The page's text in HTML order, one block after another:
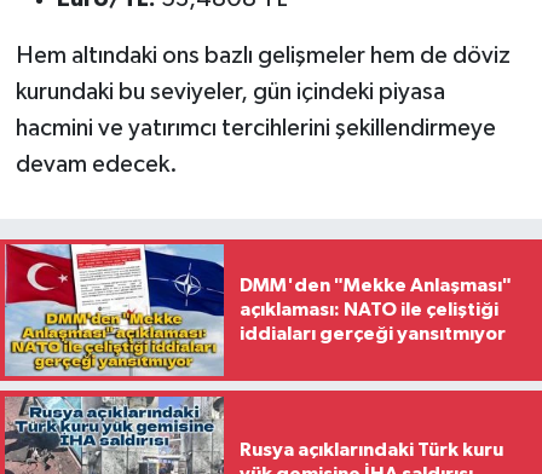
Hem altındaki ons bazlı gelişmeler hem de döviz
kurundaki bu seviyeler, gün içindeki piyasa
hacmini ve yatırımcı tercihlerini şekillendirmeye
devam edecek.
DMM'den "Mekke Anlaşması"
açıklaması: NATO ile çeliştiği
iddiaları gerçeği yansıtmıyor
Rusya açıklarındaki Türk kuru